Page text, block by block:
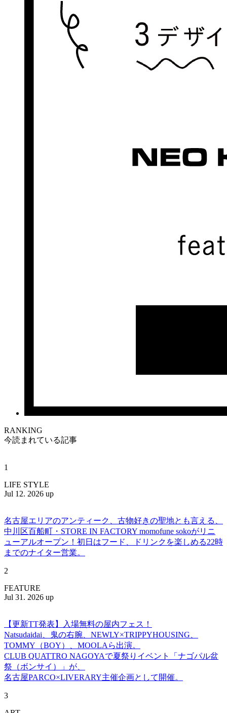
RANKING
今読まれている記事
1
LIFE STYLE
Jul 12. 2026 up
名古屋エリアのアンティーク、古物好きの聖地とも言える、
中川区百船町・STORE IN FACTORY momofune sokoがリニ
ューアルオープン！初日はフード、ドリンクを楽しめる22時
までのナイター営業。
2
FEATURE
Jul 31. 2026 up
【更新TT発表】入場無料の屋内フェス！
Natsudaidai、鬼の右腕、NEWLY×TRIPPYHOUSING、
TOMMY（BOY）、MOOLAら出演。
CLUB QUATTRO NAGOYAで夏祭りイベント「ナゴパル盆
祭（ボンサイ）」が、
名古屋PARCO×LIVERARY主催企画として開催。
3